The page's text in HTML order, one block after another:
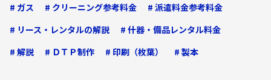
# ガス # クリーニング参考料金
# 派遣料金参考料金
# リース・レンタルの解説
# 什器・備品レンタル料金
# 解説
# ＤＴＰ制作 # 印刷（枚葉） # 製本